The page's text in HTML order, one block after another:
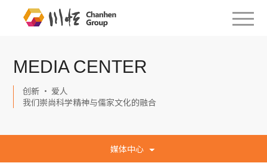
MEDIA CENTER
创新 · 爱人
我们崇尚科学精神与儒家文化的融合
媒体中心